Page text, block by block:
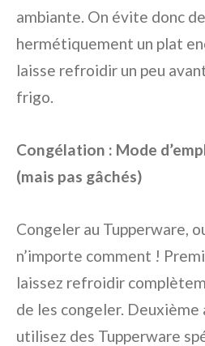
ambiante. On évite donc
hermétiquement un plat
laisse refroidir un peu
frigo.
Congélation : Mode
(mais pas gâchés)
Congeler au Tupperware,
n’importe comment !
laissez refroidir
de les congeler. Deuxième
utilisez des Tupperware